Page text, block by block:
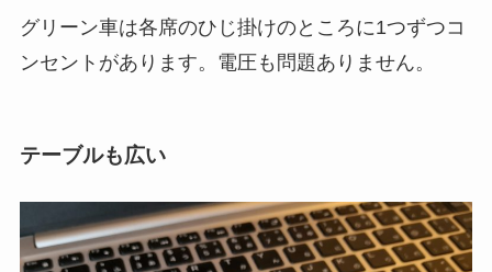
グリーン車は各席のひじ掛けのところに1つずつコ
ンセントがあります。電圧も問題ありません。
テーブルも広い